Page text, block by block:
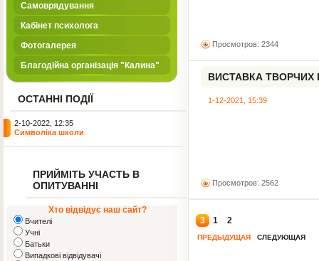
Самоврядування
Кабінет психолога
Фотогалерея
Благодійна організація "Калина"
ОСТАННІ ПОДІЇ
2-10-2022, 12:35
Символіка школи
ПРИЙМІТЬ УЧАСТЬ В
ОПИТУВАННІ
Хто відвідує наш сайт?
Вчителі
Учні
Батьки
Випадкові відвідувачі
Просмотров: 2344
ВИСТАВКА ТВОРЧИХ
1-12-2021, 15:39
Просмотров: 2562
1 2
3
ПРЕДЫДУЩАЯ СЛЕДУЮЩАЯ